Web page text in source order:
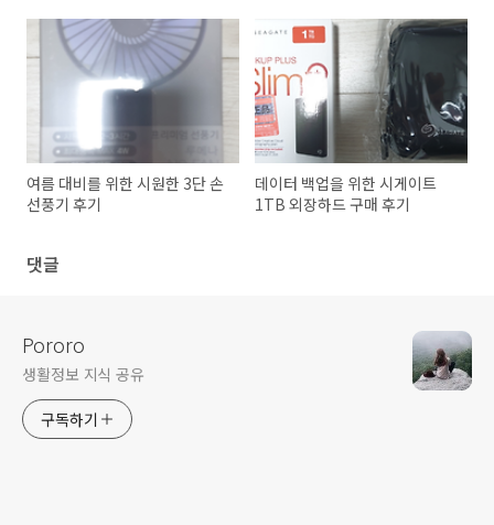
여름 대비를 위한 시원한 3단 손
선풍기 후기
데이터 백업을 위한 시게이트
1TB 외장하드 구매 후기
댓글
Pororo
생활정보 지식 공유
구독하기